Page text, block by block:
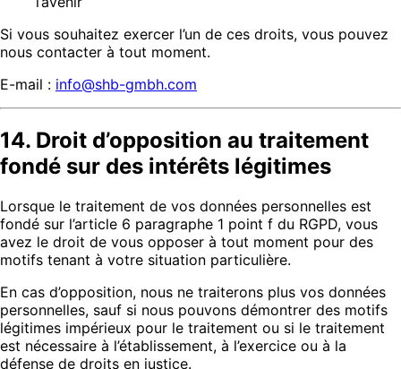
Si vous souhaitez exercer l’un de ces droits, vous pouvez
nous contacter à tout moment.
E-mail : info@shb-gmbh.com
14. Droit d’opposition au traitement
fondé sur des intérêts légitimes
Lorsque le traitement de vos données personnelles est
fondé sur l’article 6 paragraphe 1 point f du RGPD, vous
avez le droit de vous opposer à tout moment pour des
motifs tenant à votre situation particulière.
En cas d’opposition, nous ne traiterons plus vos données
personnelles, sauf si nous pouvons démontrer des motifs
légitimes impérieux pour le traitement ou si le traitement
est nécessaire à l’établissement, à l’exercice ou à la
défense de droits en justice.